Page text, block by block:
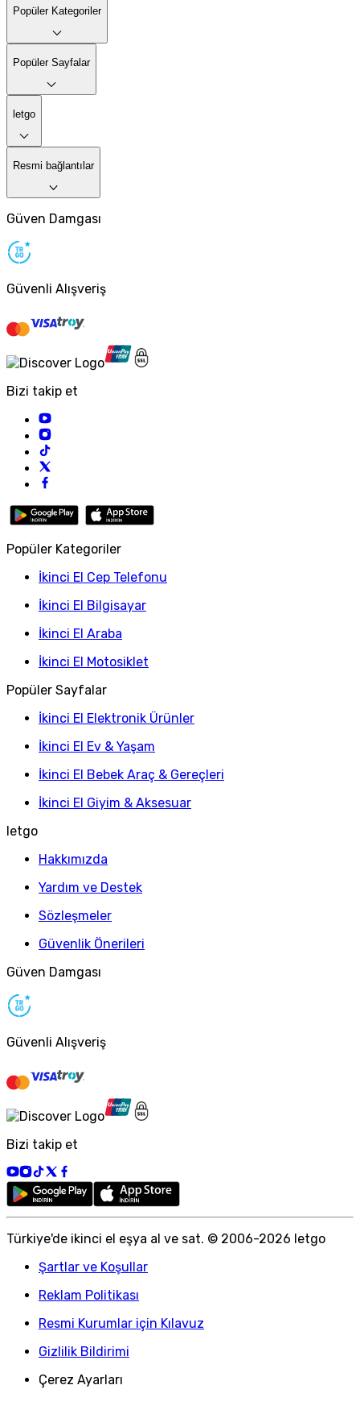
Popüler Kategoriler
Popüler Sayfalar
letgo
Resmi bağlantılar
Güven Damgası
Güvenli Alışveriş
Bizi takip et
Popüler Kategoriler
İkinci El Cep Telefonu
İkinci El Bilgisayar
İkinci El Araba
İkinci El Motosiklet
Popüler Sayfalar
İkinci El Elektronik Ürünler
İkinci El Ev & Yaşam
İkinci El Bebek Araç & Gereçleri
İkinci El Giyim & Aksesuar
letgo
Hakkımızda
Yardım ve Destek
Sözleşmeler
Güvenlik Önerileri
Güven Damgası
Güvenli Alışveriş
Bizi takip et
Türkiye'de ikinci el eşya al ve sat. © 2006-2026 letgo
Şartlar ve Koşullar
Reklam Politikası
Resmi Kurumlar için Kılavuz
Gizlilik Bildirimi
Çerez Ayarları